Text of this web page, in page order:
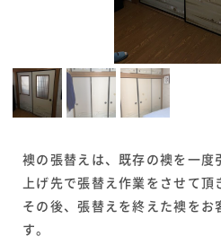
襖の張替えは、既存の襖を一度
上げ先で張替え作業をさせて頂
その後、張替えを終えた襖をお
す。